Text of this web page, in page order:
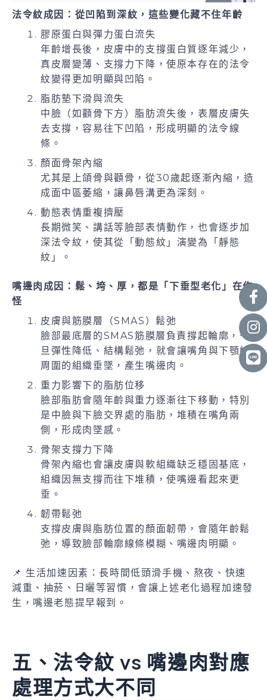
法令紋成因：從凹陷到深紋，這些變化藏不住年齡
膠原蛋白與彈力蛋白流失
年齡增長後，皮膚中的支撐蛋白質逐年減少，
真皮層變薄、支撐力下降，使原本存在的法令
紋變得更加明顯與凹陷。
脂肪墊下滑與流失
中臉（如顴骨下方）脂肪流失後，表層皮膚失
去支撐，容易往下凹陷，形成明顯的法令線
條。
顏面骨架內縮
尤其是上頜骨與顴骨，從30歲起逐漸內縮，造
成面中區萎縮，讓鼻唇溝更為深刻。
動態表情重複擠壓
長期微笑、講話等臉部表情動作，也會逐步加
深法令紋，使其從「動態紋」演變為「靜態
紋」。
嘴邊肉成因：鬆、垮、厚，都是「下垂型老化」在作
怪
皮膚與筋膜層（SMAS）鬆弛
臉部最底層的SMAS筋膜層負責撐起輪廓，一
旦彈性降低、結構鬆弛，就會讓嘴角與下顎線
周圍的組織垂墜，產生嘴邊肉。
重力影響下的脂肪位移
臉部脂肪會隨年齡與重力逐漸往下移動，特別
是中臉與下臉交界處的脂肪，堆積在嘴角兩
側，形成肉墜感。
骨架支撐力下降
骨架內縮也會讓皮膚與軟組織缺乏穩固基底，
組織因無支撐而往下堆積，使嘴邊看起來更
垂。
韌帶鬆弛
支撐皮膚與脂肪位置的顏面韌帶，會隨年齡鬆
弛，導致臉部輪廓線條模糊、嘴邊肉明顯。
📌 生活加速因素：長時間低頭滑手機、熬夜、快速
減重、抽菸、日曬等習慣，會讓上述老化過程加速發
生，嘴邊老態提早報到。
五、法令紋 vs 嘴邊肉對應
處理方式大不同